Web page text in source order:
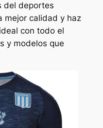
del deportes
mejor calidad y haz
con todo el
y modelos que